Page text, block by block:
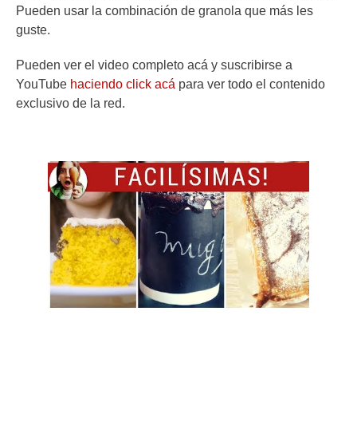
Pueden usar la combinación de granola que más les
guste.
Pueden ver el video completo acá y suscribirse a
YouTube haciendo click acá para ver todo el contenido
exclusivo de la red.